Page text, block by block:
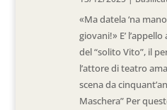
«Ma datela ‘na
giovani!» E’
del “solito Vito”, il
l’attore di teatro
scena da
Maschera” Per